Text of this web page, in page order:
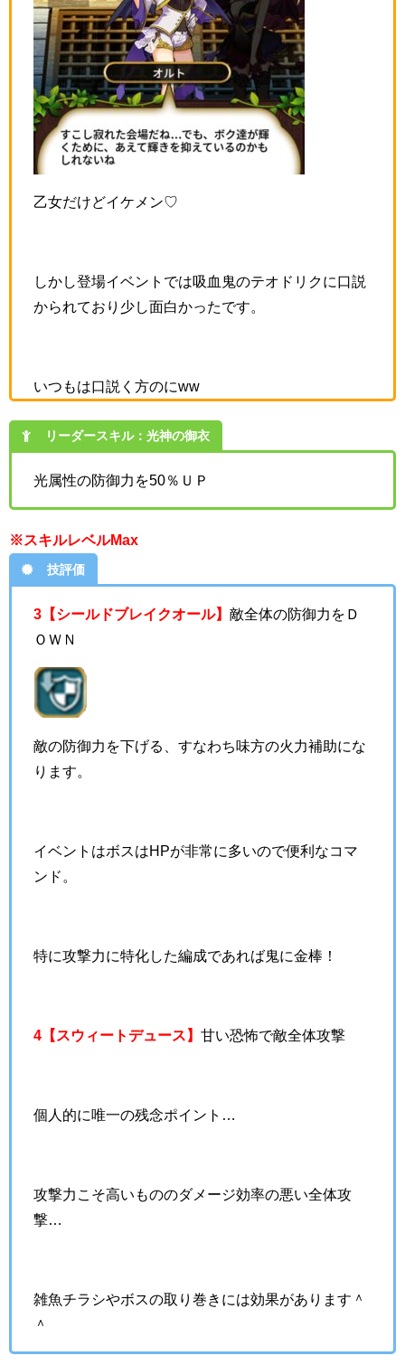
乙女だけどイケメン♡
しかし登場イベントでは吸血鬼のテオドリクに口説
かられており少し面白かったです。
いつもは口説く方のにww
リーダースキル：光神の御衣
光属性の防御力を50％ＵＰ
※スキルレベルMax
技評価
3【シールドブレイクオール】 敵全体の防御力をＤ
ＯＷＮ
敵の防御力を下げる、すなわち味方の火力補助にな
ります。
イベントはボスはHPが非常に多いので便利なコマ
ンド。
特に攻撃力に特化した編成であれば鬼に金棒！
4【スウィートデュース】 甘い恐怖で敵全体攻撃
個人的に唯一の残念ポイント…
攻撃力こそ高いもののダメージ効率の悪い全体攻
撃…
雑魚チラシやボスの取り巻きには効果があります＾
＾